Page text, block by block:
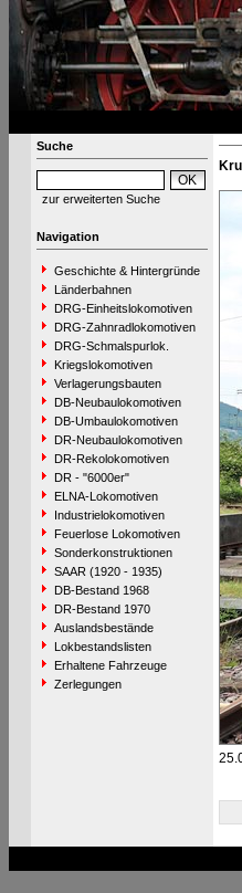
Suche
zur erweiterten Suche
Navigation
Geschichte & Hintergründe
Länderbahnen
DRG-Einheitslokomotiven
DRG-Zahnradlokomotiven
DRG-Schmalspurlok.
Kriegslokomotiven
Verlagerungsbauten
DB-Neubaulokomotiven
DB-Umbaulokomotiven
DR-Neubaulokomotiven
DR-Rekolokomotiven
DR - "6000er"
ELNA-Lokomotiven
Industrielokomotiven
Feuerlose Lokomotiven
Sonderkonstruktionen
SAAR (1920 - 1935)
DB-Bestand 1968
DR-Bestand 1970
Auslandsbestände
Lokbestandslisten
Erhaltene Fahrzeuge
Zerlegungen